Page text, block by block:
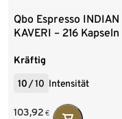
Qbo Espresso INDIAN
KAVERI – 216 Kapseln
Kräftig
10 /10 Intensität
103,92 €